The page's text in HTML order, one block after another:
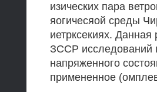
изических пара
яогичесяой среды
иетрксекиях.
ЗССР исследований
напряженного
примененное